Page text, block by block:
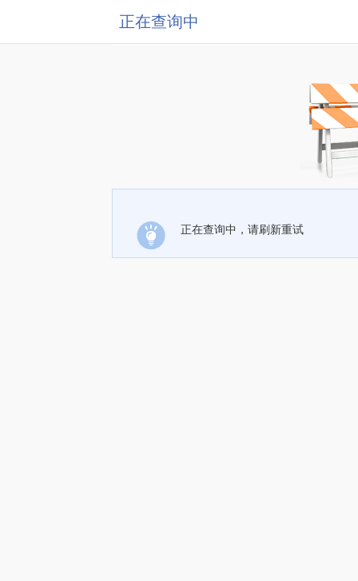
正在查询中
正在查询中，请刷新重试